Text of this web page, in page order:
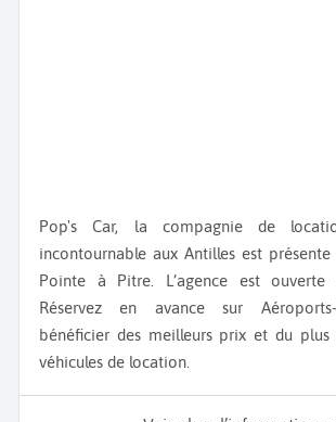
Pop's Car, la compagnie de
incontournable aux Antilles est
Pointe à Pitre. L’agence est ouverte
Réservez en avance sur
bénéficier des meilleurs prix et du plus
véhicules de location.